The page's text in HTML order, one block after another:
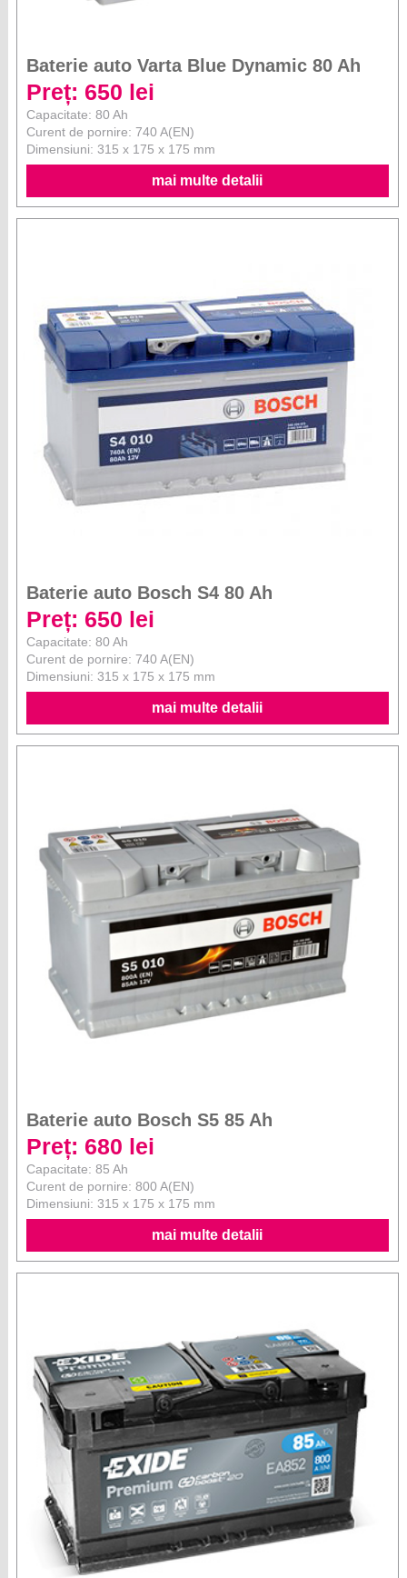
Baterie auto Varta Blue Dynamic 80 Ah
Preț: 650 lei
Capacitate: 80 Ah
Curent de pornire: 740 A(EN)
Dimensiuni: 315 x 175 x 175 mm
mai multe detalii
Baterie auto Bosch S4 80 Ah
Preț: 650 lei
Capacitate: 80 Ah
Curent de pornire: 740 A(EN)
Dimensiuni: 315 x 175 x 175 mm
mai multe detalii
Baterie auto Bosch S5 85 Ah
Preț: 680 lei
Capacitate: 85 Ah
Curent de pornire: 800 A(EN)
Dimensiuni: 315 x 175 x 175 mm
mai multe detalii